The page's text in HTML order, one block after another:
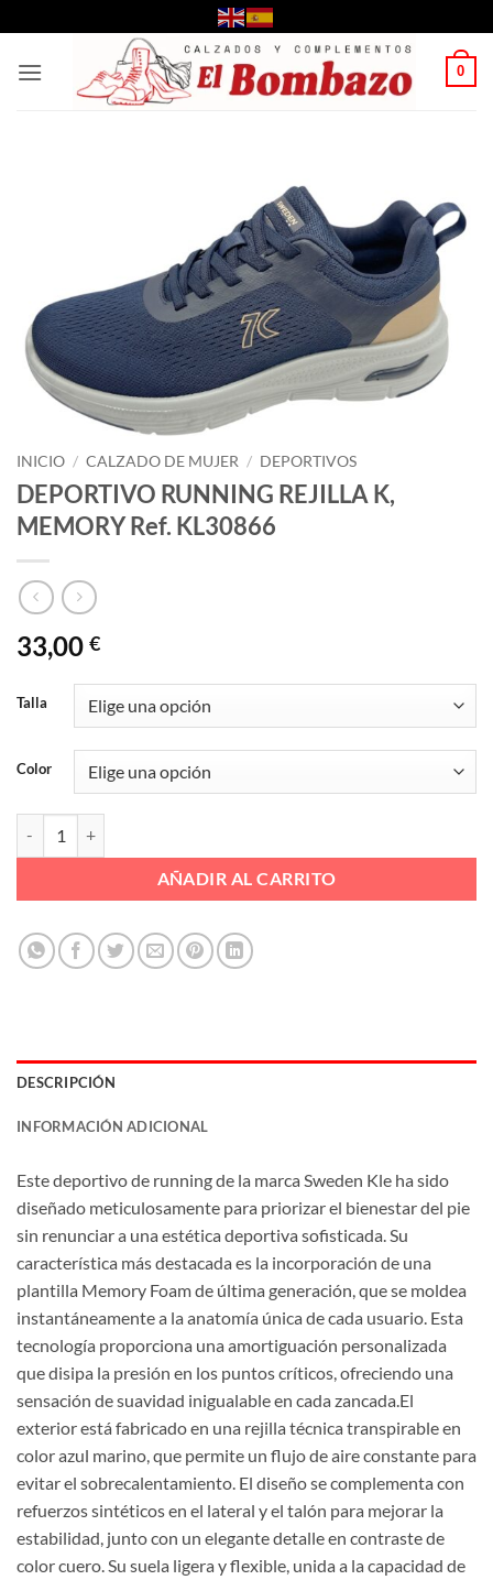
al
contenido
0
INICIO / CALZADO DE MUJER / DEPORTIVOS
DEPORTIVO RUNNING REJILLA K,
MEMORY Ref. KL30866
33,00 €
Talla
Color
AÑADIR AL CARRITO
DESCRIPCIÓN
INFORMACIÓN ADICIONAL
Este deportivo de running de la marca Sweden Kle ha sido
diseñado meticulosamente para priorizar el bienestar del pie
sin renunciar a una estética deportiva sofisticada. Su
característica más destacada es la incorporación de una
plantilla Memory Foam de última generación, que se moldea
instantáneamente a la anatomía única de cada usuario. Esta
tecnología proporciona una amortiguación personalizada
que disipa la presión en los puntos críticos, ofreciendo una
sensación de suavidad inigualable en cada zancada.El
exterior está fabricado en una rejilla técnica transpirable en
color azul marino, que permite un flujo de aire constante para
evitar el sobrecalentamiento. El diseño se complementa con
refuerzos sintéticos en el lateral y el talón para mejorar la
estabilidad, junto con un elegante detalle en contraste de
color cuero. Su suela ligera y flexible, unida a la capacidad de